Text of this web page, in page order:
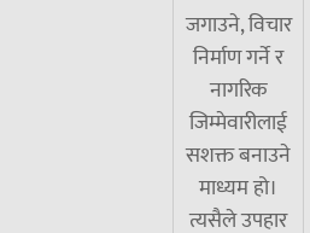
जगाउने, विचार
निर्माण गर्ने र
नागरिक
जिम्मेवारीलाई
सशक्त बनाउने
माध्यम हो।
त्यसैले उपहार